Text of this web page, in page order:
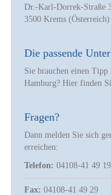
Dr.-Karl-Dorrek-Straße
3500 Krems (Österreich)
Die passende
Sie brauchen einen
Hamburg? Hier finden
Fragen?
Dann melden Sie sich
erreichen:
Telefon: 04108-41 49 19
Fax: 04108-41 49 29